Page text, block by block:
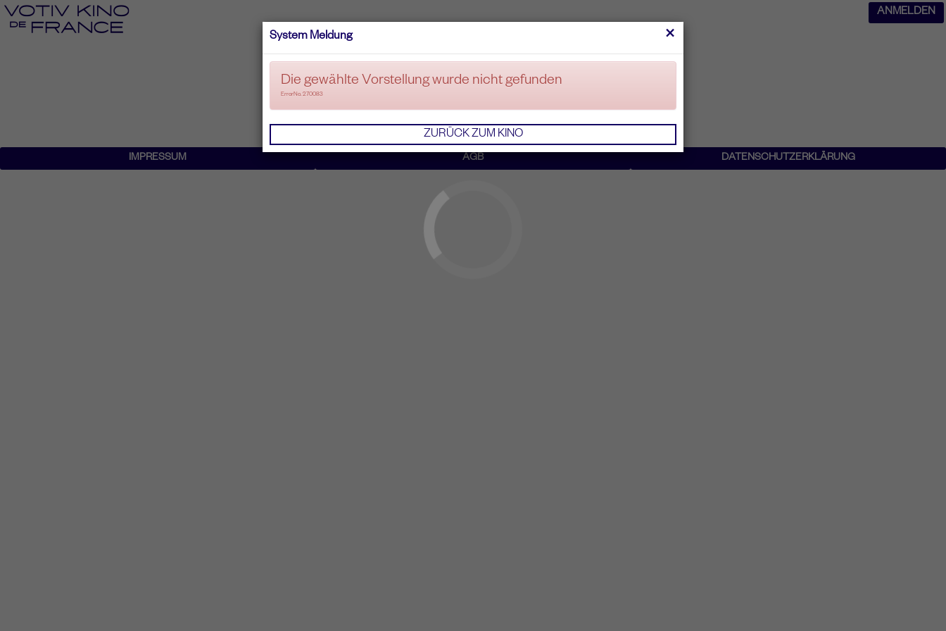
ANMELDEN
×
System Meldung
Die gewählte Vorstellung wurde nicht gefunden
ErrorNo. 270083
ZURÜCK ZUM KINO
IMPRESSUM AGB DATENSCHUTZERKLÄRUNG